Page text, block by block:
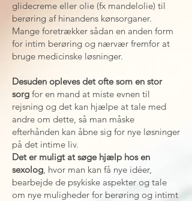
glidecreme eller olie (fx mandelolie) til
berøring af hinandens kønsorganer.
Mange foretrækker sådan en anden form
for intim berøring og nærvær fremfor at
bruge medicinske løsninger.
Desuden opleves det ofte som en stor
sorg for en mand at miste evnen til
rejsning og det kan hjælpe at tale med
andre om dette, så man måske
efterhånden kan åbne sig for nye løsninger
på det intime liv.
Det er muligt at søge hjælp hos en
sexolog, hvor man kan få nye idéer,
bearbejde de psykiske aspekter og tale
om nye muligheder for berøring og intimt